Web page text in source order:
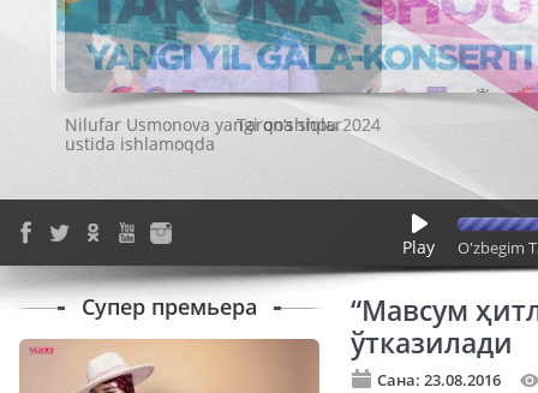
Tarona shou 2024
Play O'zbegim
“Мавсум
ўтказилади
Сана: 23.08.2016
Супер премьера